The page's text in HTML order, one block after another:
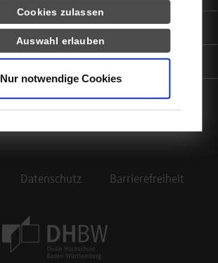
Cookies zulassen
Auswahl erlauben
Nur notwendige Cookies
Datenschutz Barrierefreiheit